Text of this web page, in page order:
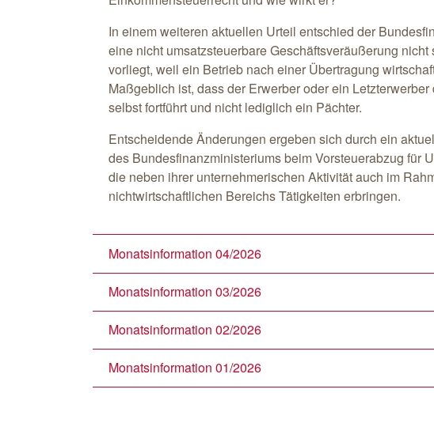
In einem weiteren aktuellen Urteil entschied der
eine nicht umsatzsteuerbare Geschäftsveräußerung nicht
vorliegt, weil ein Betrieb nach einer Übertragung
Maßgeblich ist, dass der Erwerber oder ein Letzterwerber
selbst fortführt und nicht lediglich ein Pächter.
Entscheidende Änderungen ergeben sich durch ein
des Bundesfinanzministeriums beim Vorsteuerabzug für
die neben ihrer unternehmerischen Aktivität auch im
nichtwirtschaftlichen Bereichs Tätigkeiten erbringen.
Monatsinformation 04/2026
Monatsinformation 03/2026
Monatsinformation 02/2026
Monatsinformation 01/2026